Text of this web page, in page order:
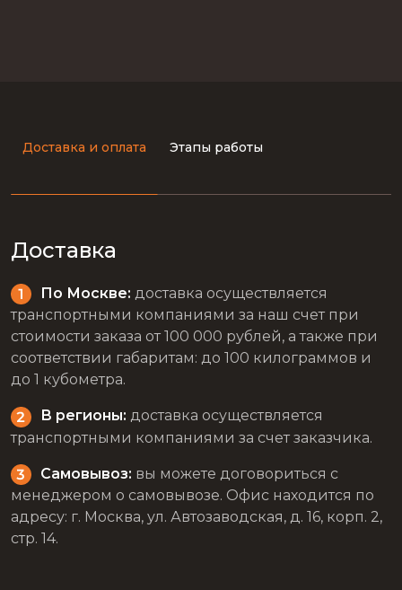
Доставка и оплата Этапы работы
Доставка
По Москве: доставка осуществляется
транспортными компаниями за наш счет при
стоимости заказа от 100 000 рублей, а также при
соответствии габаритам: до 100 килограммов и
до 1 кубометра.
В регионы: доставка осуществляется
транспортными компаниями за счет заказчика.
Самовывоз: вы можете договориться с
менеджером о самовывозе. Офис находится по
адресу: г. Москва, ул. Автозаводская, д. 16, корп. 2,
стр. 14.